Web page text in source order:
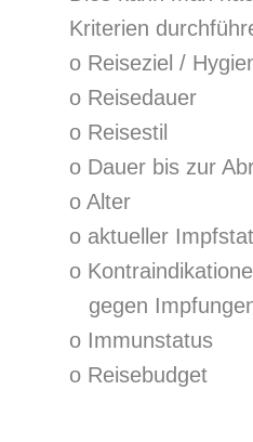
Kriterien
o Reiseziel /
o Reisedauer
o Reisestil
o Dauer bis zur
o Alter
o aktueller
o
gegen
o Immunstatus
o Reisebudget